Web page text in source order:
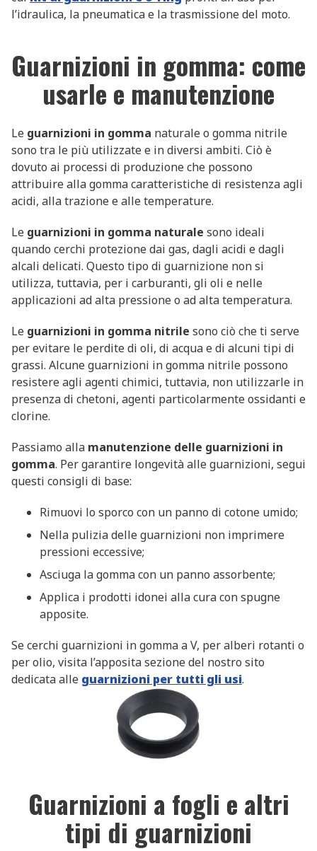
l’idraulica, la pneumatica e la trasmissione del moto.
Guarnizioni in gomma: come
usarle e manutenzione
Le guarnizioni in gomma naturale o gomma nitrile
sono tra le più utilizzate e in diversi ambiti. Ciò è
dovuto ai processi di produzione che possono
attribuire alla gomma caratteristiche di resistenza agli
acidi, alla trazione e alle temperature.
Le guarnizioni in gomma naturale sono ideali
quando cerchi protezione dai gas, dagli acidi e dagli
alcali delicati. Questo tipo di guarnizione non si
utilizza, tuttavia, per i carburanti, gli oli e nelle
applicazioni ad alta pressione o ad alta temperatura.
Le guarnizioni in gomma nitrile sono ciò che ti serve
per evitare le perdite di oli, di acqua e di alcuni tipi di
grassi. Alcune guarnizioni in gomma nitrile possono
resistere agli agenti chimici, tuttavia, non utilizzarle in
presenza di chetoni, agenti particolarmente ossidanti e
clorine.
Passiamo alla manutenzione delle guarnizioni in
gomma. Per garantire longevità alle guarnizioni, segui
questi consigli di base:
Rimuovi lo sporco con un panno di cotone umido;
Nella pulizia delle guarnizioni non imprimere
pressioni eccessive;
Asciuga la gomma con un panno assorbente;
Applica i prodotti idonei alla cura con spugne
apposite.
Se cerchi guarnizioni in gomma a V, per alberi rotanti o
per olio, visita l’apposita sezione del nostro sito
dedicata alle guarnizioni per tutti gli usi.
Guarnizioni a fogli e altri
tipi di guarnizioni